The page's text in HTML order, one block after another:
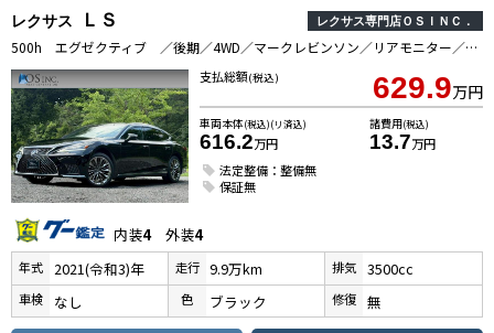
レクサス ＬＳ レクサス専門店ＯＳＩＮＣ．
500h エグゼクティブ ／後期／4WD／マークレビンソン／リアモニター／全周囲カメラ／HUD／BSM／衝突軽減／レーダークルーズ／レーンキープ／コーナーセンサー／電動リアゲート／シートヒーター・エアコン／ETC2．0
支払総額(税込) 629.9万円
車両本体(税込)(リ済込)
616.2万円
諸費用(税込)
13.7万円
法定整備：整備無
保証無
内装4外装4
年式 2021(令和3)年 走行 9.9万km 排気 3500cc
車検 なし 色 ブラック 修復 無